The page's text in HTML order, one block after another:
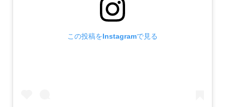
この投稿をInstagramで見る